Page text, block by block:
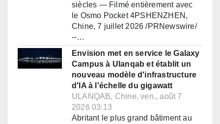
siècles — Filmé entièrement avec
le Osmo Pocket 4PSHENZHEN,
Chine, 7 juillet 2026 /PRNewswire/
--…
Envision met en service le Galaxy
Campus à Ulanqab et établit un
nouveau modèle d'infrastructure
d'IA à l'échelle du gigawatt
ULANQAB, Chine, ven., août 7
2026 03:13
Abritant le plus grand bâtiment au